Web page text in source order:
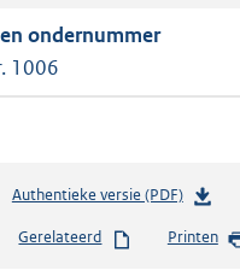
1006
Authentieke versie (PDF)b
s
Gerelateerd Printen